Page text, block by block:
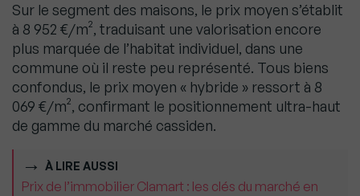
Sur le segment des maisons, le prix moyen s’établit
à 8 952 €/m², traduisant une valorisation encore
plus marquée de l’habitat individuel, dans une
commune où il reste peu représenté. Tous biens
confondus, le prix moyen « hybride » ressort à 8
069 €/m², confirmant le positionnement ultra-haut
de gamme du marché cassiden.
À LIRE AUSSI
Prix de l’immobilier Clamart : les clés du marché en